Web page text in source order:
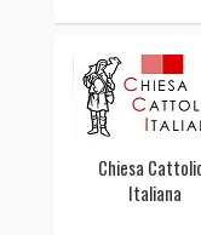
Chiesa
Italiana